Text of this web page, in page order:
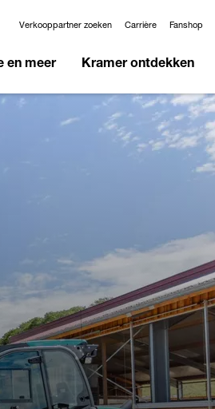
Verkooppartner zoeken Carrière Fanshop
en meer Kramer ontdekken